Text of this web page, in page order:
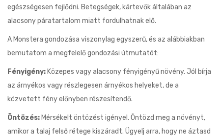
egészségesen fejlődni. Betegségek, kártevők általában az
alacsony páratartalom miatt fordulhatnak elő.
A Monstera gondozása viszonylag egyszerű, és az alábbiakban
bemutatom a megfelelő gondozási útmutatót:
Fényigény: Közepes vagy alacsony fényigényű növény. Jól bírja
az árnyékos vagy részlegesen árnyékos helyeket, de a
közvetett fény előnyben részesítendő.
Öntözés: Mérsékelt öntözést igényel. Öntözd meg a növényt,
amikor a talaj felső rétege kiszáradt. Ügyelj arra, hogy ne áztasd